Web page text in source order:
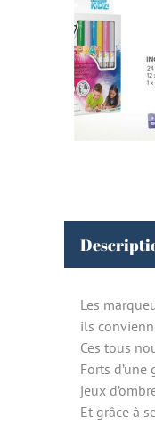
Les
ils
Ces tous
Forts
jeux
Et grâce à